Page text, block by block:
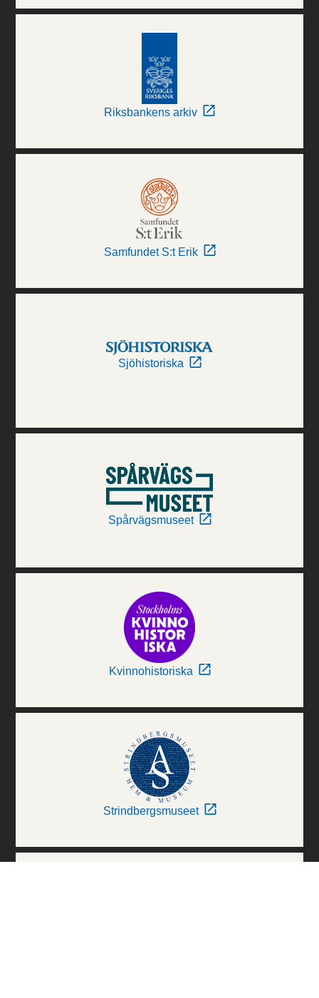
Riksbankens arkiv
Samfundet S:t Erik
Sjöhistoriska
Spårvägsmuseet
Kvinnohistoriska
Strindbergsmuseet